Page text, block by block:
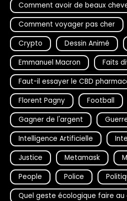
Comment avoir de beaux
Comment voyager pas cher
Crypto
Dessin Animé
Emmanuel Macron
Faits
Faut-il essayer le CBD
Florent Pagny
Football
Gagner de l'argent
Intelligence Artificielle
Justice
Metamask
People
Police
Quel geste écologique faire au